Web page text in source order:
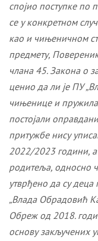
спојио поступке по
се у конкретном
као и чињеничном
предмету,
члана 45. Закона о
ценио да ли је ПУ
чињенице и пружила
постојали
притужбе нису
2022/2023 години, а
родитеља, односно
утврђено да судеца
„Влада Обрадовић
Обреж од 2018.
основу закључених